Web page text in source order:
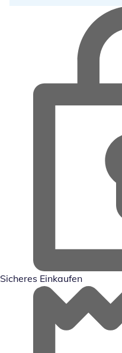
Sicheres Einkaufen